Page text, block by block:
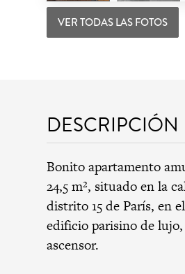
VER TODAS LAS FOTOS
DESCRIPCIÓN
Bonito apartamento
24,5 m², situado en la
distrito 15 de París, en
edificio parisino de
ascensor.